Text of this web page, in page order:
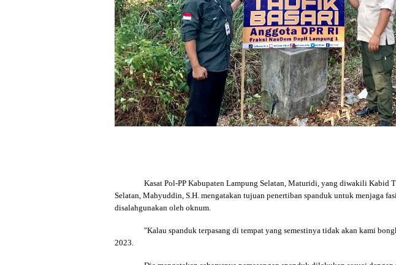
Kasat Pol-PP Kabupaten Lampung Selatan, Maturidi, yang diwakili Kabid
Selatan, Mahyuddin, S.H. mengatakan tujuan penertiban spanduk untuk menjaga
disalahgunakan oleh oknum.
"Kalau spanduk terpasang di tempat yang semestinya tidak akan kami
2023.